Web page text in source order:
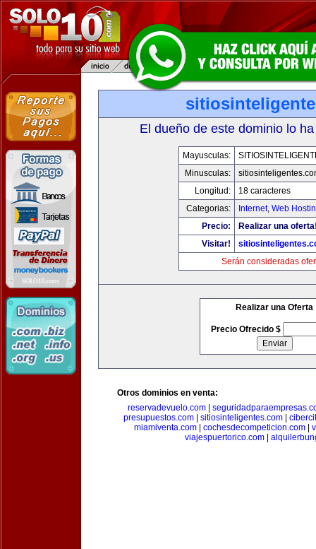
El dueño de este dominio lo
Mayusculas:
Minusculas:
Longitud:
18 caracteres
Categorias:
Internet, Web
Precio:
Realizar una
Visitar!
Serán consideradas
Realizar una Oferta
Precio Ofrecido $
Otros dominios en venta:
reservadevuelo.com
presupuestos.com| sitiosinteligentes.com|
miamiventa.com
cochesdecompeticion.com
viajespuertorico.com|